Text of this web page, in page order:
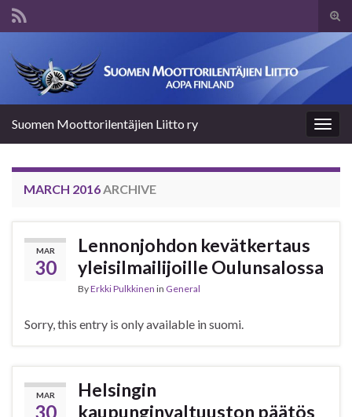
Suomen Moottorilentäjien Liitto ry
MARCH 2016ARCHIVE
MAR
30
Lennonjohdon kevätkertaus
yleisilmailijoille Oulunsalossa
ByErkki Pulkkinen in General
Sorry, this entry is only available in suomi.
MAR
30
Helsingin
kaupunginvaltuuston päätös